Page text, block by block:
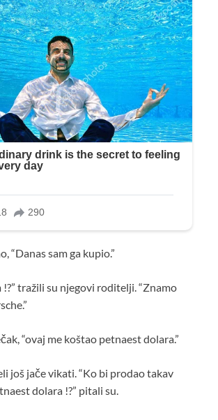
“Danas sam ga kupio.”
!?” tražili su njegovi roditelji. “Znamo
“ovaj me koštao petnaest dolara.”
još jače vikati. “Ko bi prodao takav
dolara !?” pitali su.